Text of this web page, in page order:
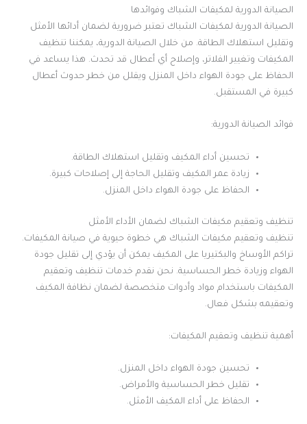
الصيانة الدورية لمكيفات الشباك وفوائدها
الصيانة الدورية لمكيفات الشباك تعتبر ضرورية لضمان أدائها الأمثل
وتقليل استهلاك الطاقة. من خلال الصيانة الدورية، يمكننا تنظيف
المكيفات وتغيير الفلاتر، وإصلاح أي أعطال قد تحدث. هذا يساعد في
الحفاظ على جودة الهواء داخل المنزل ويقلل من خطر حدوث أعطال
كبيرة في المستقبل.
فوائد الصيانة الدورية:
تحسين أداء المكيف وتقليل استهلاك الطاقة.
زيادة عمر المكيف وتقليل الحاجة إلى إصلاحات كبيرة.
الحفاظ على جودة الهواء داخل المنزل.
تنظيف وتعقيم مكيفات الشباك لضمان الأداء الأمثل
تنظيف وتعقيم مكيفات الشباك هي خطوة حيوية في صيانة المكيفات.
تراكم الأوساخ والبكتيريا على المكيف يمكن أن يؤدي إلى تقليل جودة
الهواء وزيادة خطر الحساسية. نحن نقدم خدمات تنظيف وتعقيم
المكيفات باستخدام مواد وأدوات متخصصة لضمان نظافة المكيف
وتعقيمه بشكل فعال.
أهمية تنظيف وتعقيم المكيفات:
تحسين جودة الهواء داخل المنزل.
تقليل خطر الحساسية والأمراض.
الحفاظ على أداء المكيف الأمثل.